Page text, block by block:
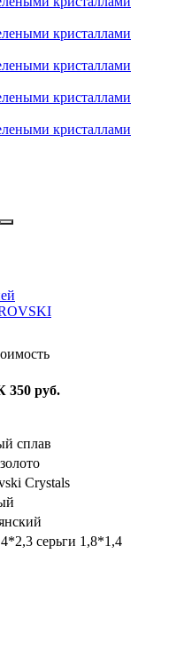
350 руб.
сплав
Crystals
серьги 1,8*1,4